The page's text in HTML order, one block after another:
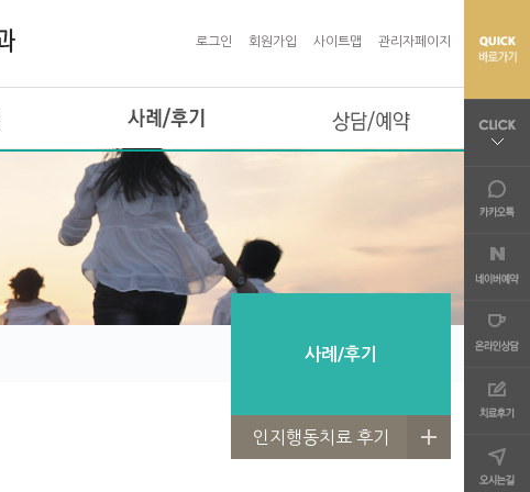
로그인 회원가입 사이트맵 관리자페이지
사례/후기 상담/예약
사례/후기
인지행동치료 후기